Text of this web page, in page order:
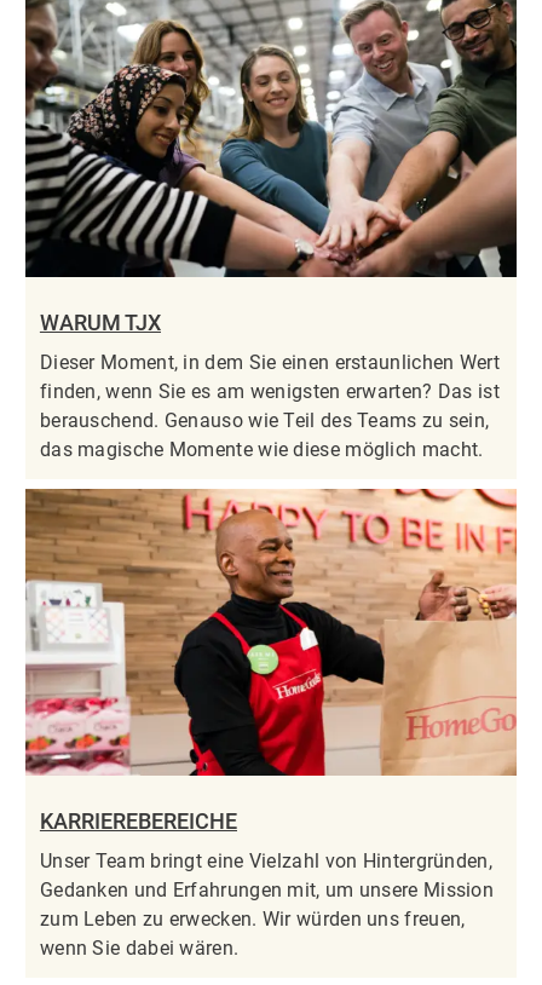
WARUM TJX
Dieser Moment, in dem Sie einen erstaunlichen Wert
finden, wenn Sie es am wenigsten erwarten? Das ist
berauschend. Genauso wie Teil des Teams zu sein,
das magische Momente wie diese möglich macht.
KARRIEREBEREICHE
Unser Team bringt eine Vielzahl von Hintergründen,
Gedanken und Erfahrungen mit, um unsere Mission
zum Leben zu erwecken. Wir würden uns freuen,
wenn Sie dabei wären.